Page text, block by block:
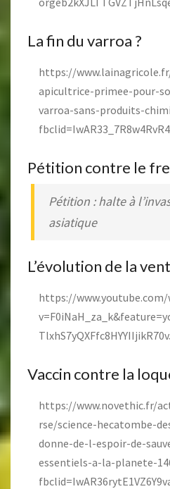
La fin du varroa ?
https://
apicultrice-primee-pour-
varroa-sans-produits-
Pétition contre le
Pétition : halte à
asiatique
L’évolution de la
https://www.youtube.com/
Vaccin contre la
https://www.novethic.fr/
rse/science-hecatombe-
donne-de-l-espoir-de-
essentiels-a-la-planete-